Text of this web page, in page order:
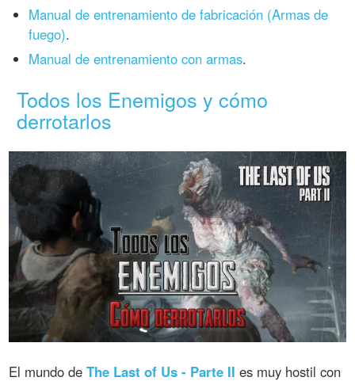
Manual de entrenamiento de fabricación (Armas de
fuego).
Manual de entrenamiento con armas.
Todos los Enemigos y cómo
derrotarlos
El mundo deThe Last of Us - Parte II es muy hostil con